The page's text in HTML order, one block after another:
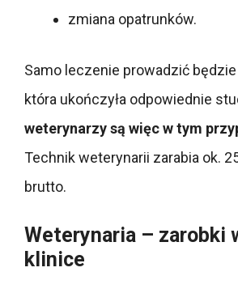
zmiana opatrunków.
Samo leczenie prowadzić
która ukończyła odpowiednie
weterynarzy są więc w tym
Technik weterynarii zarabia ok.
brutto.
Weterynaria – zarobki
klinice